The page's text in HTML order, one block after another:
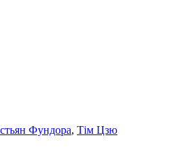
Фундора, Тім Цзю